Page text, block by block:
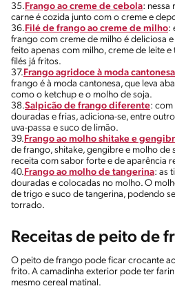
35. Frango ao creme de cebola: nessa
carne é cozida junto com o creme e
36. Filé de frango ao creme de milho:
frango com creme de milho é deliciosa
feito apenas com milho, creme de leite
filés já fritos.
37. Frango agridoce à moda cantonesa
frango é à moda cantonesa, que leva
como o ketchup e o molho de soja.
38.Salpicão de frango diferente: com
douradas e frias, adiciona-se, entre
uva-passa e suco de limão.
39. Frango ao molho shitake e
de frango, shitake, gengibre e molho de
receita com sabor forte e de aparência
40. Frango ao molho de tangerina: as
douradas e colocadas no molho. O
de trigo e suco de tangerina, podendo
torrado.
Receitas de peito de
O peito de frango pode ficar crocante
frito. A camadinha exterior pode ter
mesmo cereal matinal.